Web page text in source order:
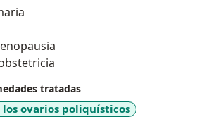
tratadas
los ovarios poliquísticos